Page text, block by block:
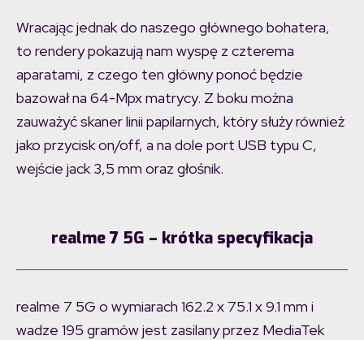
Wracając jednak do naszego głównego bohatera,
to rendery pokazują nam wyspę z czterema
aparatami, z czego ten główny ponoć będzie
bazował na 64-Mpx matrycy. Z boku można
zauważyć skaner linii papilarnych, który służy również
jako przycisk on/off, a na dole port USB typu C,
wejście jack 3,5 mm oraz głośnik.
realme 7 5G – krótka specyfikacja
realme 7 5G o wymiarach 162.2 x 75.1 x 9.1 mm i
wadze 195 gramów jest zasilany przez MediaTek